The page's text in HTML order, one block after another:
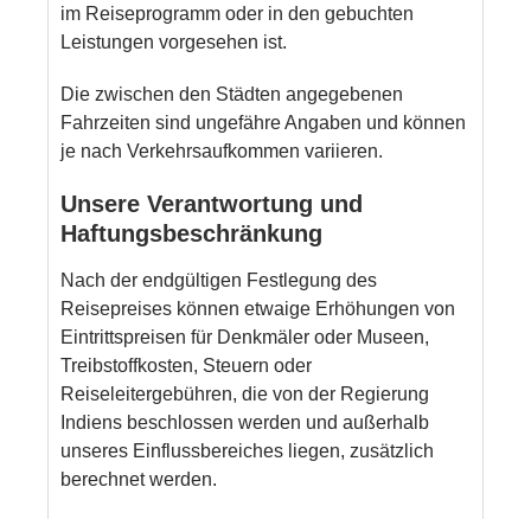
im Reiseprogramm oder in den gebuchten
Leistungen vorgesehen ist.
Die zwischen den Städten angegebenen
Fahrzeiten sind ungefähre Angaben und können
je nach Verkehrsaufkommen variieren.
Unsere Verantwortung und
Haftungsbeschränkung
Nach der endgültigen Festlegung des
Reisepreises können etwaige Erhöhungen von
Eintrittspreisen für Denkmäler oder Museen,
Treibstoffkosten, Steuern oder
Reiseleitergebühren, die von der Regierung
Indiens beschlossen werden und außerhalb
unseres Einflussbereiches liegen, zusätzlich
berechnet werden.